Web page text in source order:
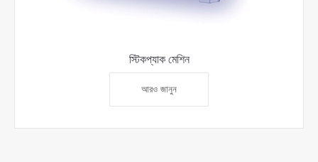
স্টিকপ্যাক মেশিন
আরও জানুন